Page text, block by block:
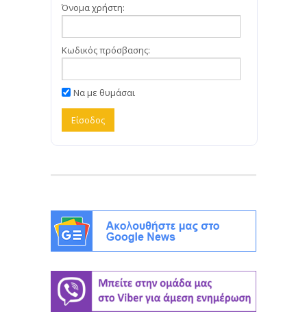
Όνομα χρήστη:
Κωδικός πρόσβασης:
Να με θυμάσαι